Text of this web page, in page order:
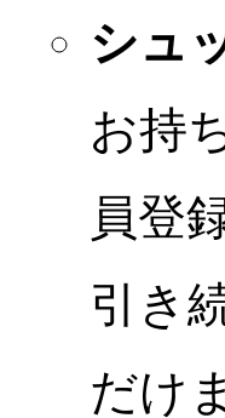
シュ
お持
員登
引き
だけ